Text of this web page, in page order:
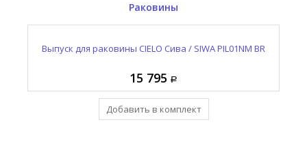
Раковины
Выпуск для раковины CIELO Сива / SIWA PIL01NM BR
15 795
Добавить в комплект
Консоль для раковины CIELO Нарцисс / NARCISO
93 770
Уже в комплекте
Полотенцедержатель CIELO Нарцисс / NARCISO
20 910
Уже в комплекте
Раковина накладная CIELO Нарцисс / NARCISO
110 565
Уже в комплекте